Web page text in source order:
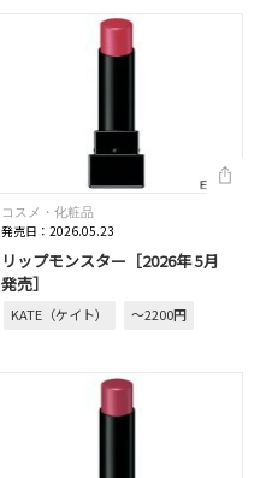
コスメ・化粧品
発売日：2026.05.23
リップモンスター［2026年 5月
発売］
KATE（ケイト） ～2200円